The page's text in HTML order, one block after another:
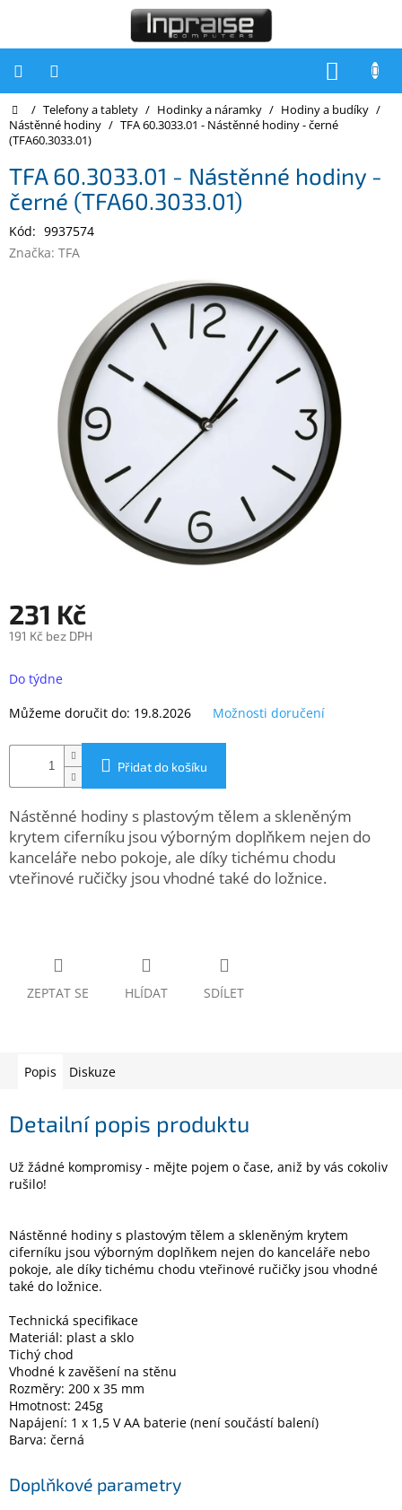
Počítače
Počítače
Notebooky
Tiskárny
Kontakty
objednávka
antiviru
podmínky
Autorizované
Rozšíření
a
Splátky
www.inpraise.cz
Gaming
sport
zahrada
Velké
spotřebiče
Počítače
a
Elektronika
%
Black
Friday
VÝPRODEJ
zboží
Domů
/ Telefony a tablety / Hodinky a náramky / Hodiny a budíky /
Nástěnné hodiny / TFA 60.3033.01 - Nástěnné hodiny - černé
(TFA60.3033.01)
TFA 60.3033.01 - Nástěnné hodiny -
černé (TFA60.3033.01)
Kód: 9937574
Značka: TFA
231 Kč
191 Kč bez DPH
cena:
Do týdne
Můžeme doručit do: 19.8.2026 Možnosti doručení
Přidat do košíku
Nástěnné hodiny s plastovým tělem a skleněným
krytem ciferníku jsou výborným doplňkem nejen do
kanceláře nebo pokoje, ale díky tichému chodu
vteřinové ručičky jsou vhodné také do ložnice.
ZEPTAT SE HLÍDAT SDÍLET
Popis Diskuze
Detailní popis produktu
Už žádné kompromisy - mějte pojem o čase, aniž by vás cokoliv
rušilo!
Nástěnné hodiny s plastovým tělem a skleněným krytem
ciferníku jsou výborným doplňkem nejen do kanceláře nebo
pokoje, ale díky tichému chodu vteřinové ručičky jsou vhodné
také do ložnice.
Technická specifikace
Materiál: plast a sklo
Tichý chod
Vhodné k zavěšení na stěnu
Rozměry: 200 x 35 mm
Hmotnost: 245g
Napájení: 1 x 1,5 V AA baterie (není součástí balení)
Barva: černá
Doplňkové parametry